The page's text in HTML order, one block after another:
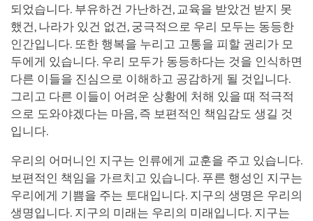
되었습니다. 부유하건 가난하건, 교육을 받았건 받지 못
했건, 나라가 있건 없건, 궁극적으로 우리 모두는 동등한
인간입니다. 또한 행복을 누리고 고통을 피할 권리가 모
두에게 있습니다. 우리 모두가 동등하다는 것을 인식하면
다른 이들을 진심으로 이해하고 공감하게 될 것입니다.
그리고 다른 이들이 어려운 상황에 처해 있을 때 적극적
으로 도와야겠다는 마음, 즉 보편적인 책임감도 생길 것
입니다.
우리의 어머니인 지구는 인류에게 교훈을 주고 있습니다.
보편적인 책임을 가르치고 있습니다. 푸른 행성인 지구는
우리에게 기쁨을 주는 토대입니다. 지구의 생명은 우리의
생명입니다. 지구의 미래는 우리의 미래입니다. 지구는